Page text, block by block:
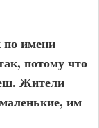
по имени
потому что
Жители
им